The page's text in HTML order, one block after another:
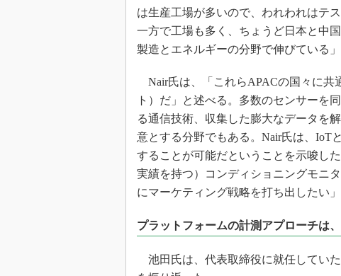
は生産工場が多いので、われわれはテ
一方で工場も多く、ちょうど日本と中
製造とエネルギーの分野で伸びている」
Nair氏は、「これらAPACの国々に共
ト）だ」と述べる。多数のセンサーを
る通信技術、収集した膨大なデータを
意とする分野でもある。Nair氏は、IoT
することが可能だということを示唆し
実績を持つ）コンディショニングモニ
にマーケティング戦略を打ち出したい」
プラットフォームの計測アプローチは
池田氏は、代表取締役に就任していた